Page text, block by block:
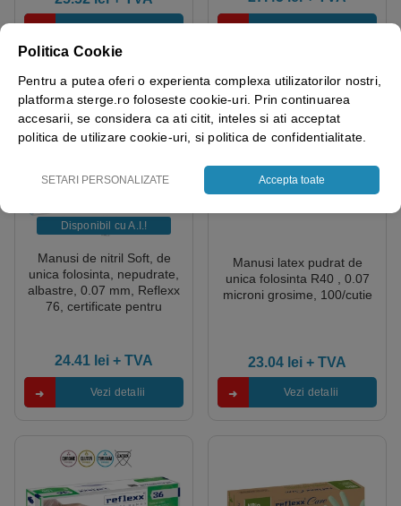
Disponibil cu A.I.​!
Manusi de nitril Soft, de
unica folosinta, nepudrate,
albastre, 0.07 mm, Reflexx
76, certificate pentru
medical, 100 buc/cutie
24.41 lei + TVA
Vezi detalii
Manusi latex pudrat de
unica folosinta R40 , 0.07
microni grosime, 100/cutie
23.04 lei + TVA
Vezi detalii
Politica Cookie
Pentru a putea oferi o experienta complexa utilizatorilor nostri,
platforma sterge.ro foloseste cookie-uri. Prin continuarea
accesarii, se considera ca ati citit, inteles si ati acceptat
politica de utilizare cookie-uri, si politica de confidentialitate.
SETARI PERSONALIZATE Accepta toate